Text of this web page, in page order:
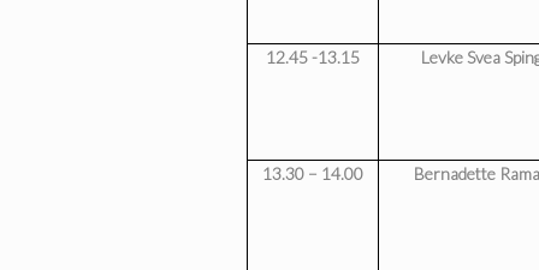
12.45 -13.15 Levke Svea
13.30 – 14.00 Bernadette